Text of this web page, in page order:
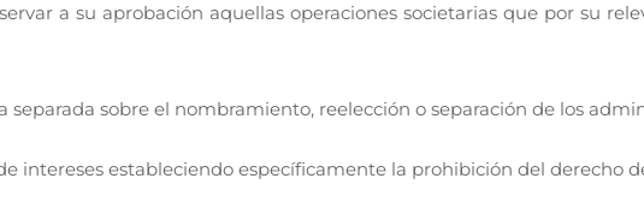
a su aprobación aquellas operaciones societarias que por su
sobre el nombramiento, reelección o separación de los
intereses estableciendo específicamente la prohibición del derecho